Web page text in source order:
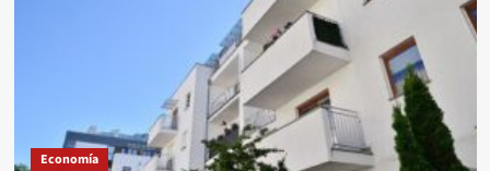
Economía